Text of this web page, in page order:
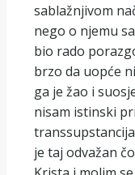
sablažnjivom
nego o njemu
bio rado
brzo da uopće
ga je žao i
nisam istinski
je taj odvažan